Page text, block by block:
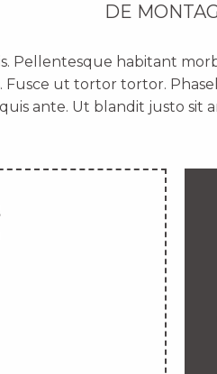
DE
Pellentesque habitant
Fusce ut tortor tortor.
ante. Ut blandit justo sit